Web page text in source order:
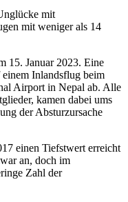
mit
mit weniger als 14
15. Januar 2023. Eine
Inlandsflug beim
Airport in Nepal ab. Alle
kamen dabei ums
der Absturzursache
einen Tiefstwert erreicht
an, doch im
Zahl der